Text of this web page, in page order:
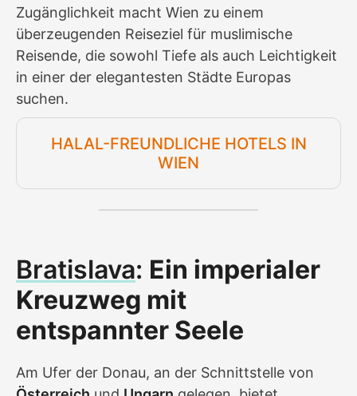
Zugänglichkeit macht Wien zu einem
überzeugenden Reiseziel für muslimische
Reisende, die sowohl Tiefe als auch Leichtigkeit
in einer der elegantesten Städte Europas
suchen.
HALAL-FREUNDLICHE HOTELS IN
WIEN
Bratislava: Ein imperialer
Kreuzweg mit
entspannter Seele
Am Ufer der Donau, an der Schnittstelle von